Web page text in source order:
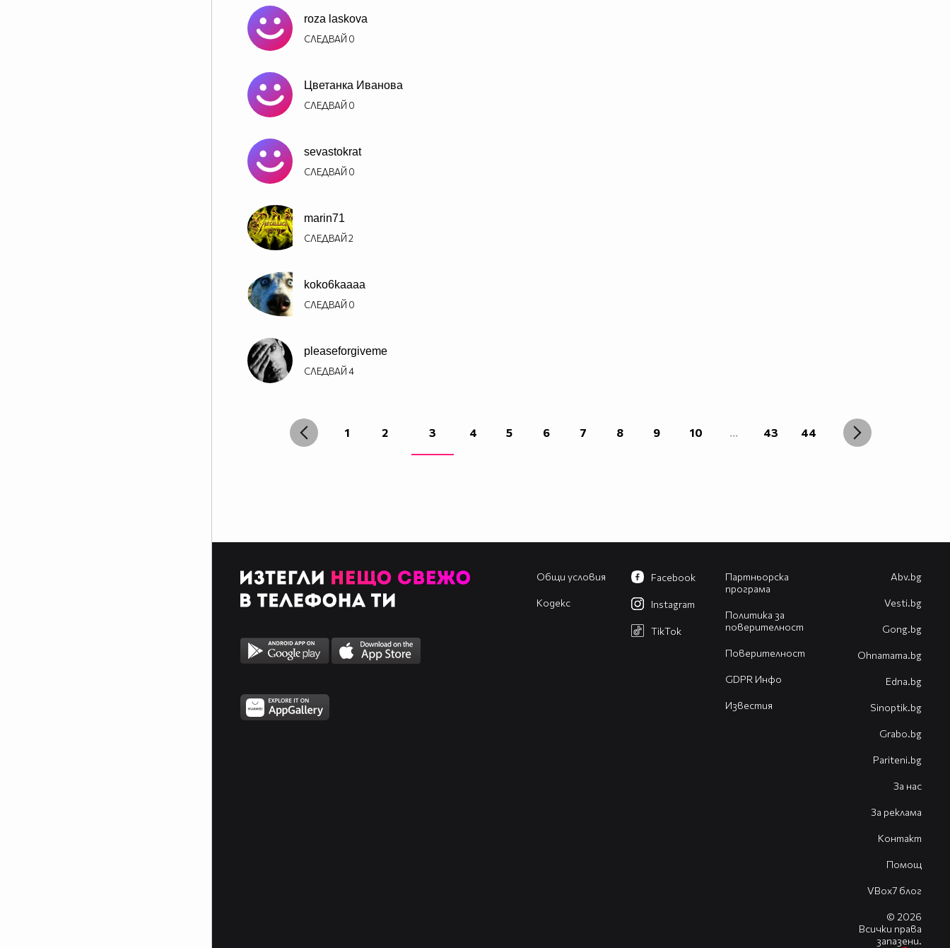
roza laskova
СЛЕДВАЙ 0
Цветанка Иванова
СЛЕДВАЙ 0
sevastokrat
СЛЕДВАЙ 0
marin71
СЛЕДВАЙ2
koko6kaaaa
СЛЕДВАЙ 0
pleaseforgiveme
СЛЕДВАЙ4
1 2 3 4 5 6 7 8 9 10 ... 43 44
Общи условия
Кодекс
Партньорска
програма
Политика за
поверителност
Поверителност
GDPR Инфо
Известия
Facebook
Instagram
TikTok
Abv.bg
Vesti.bg
Gong.bg
Оhnamama.bg
Edna.bg
Sinoptik.bg
Grabo.bg
Pariteni.bg
За нас
За реклама
Контакт
Помощ
VBox7 блог
© 2026
Всички права
запазени.